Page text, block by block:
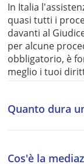
In Italia
quasi tutti i
davanti al
per alcune
obbligatorio, è
meglio i tuoi
Quanto dura
semplici fino a 5-
Cos'è la